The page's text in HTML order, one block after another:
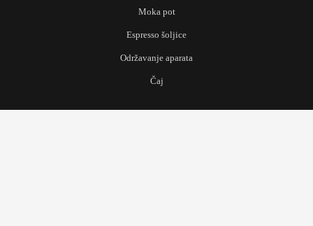
Moka pot
Espresso šoljice
Održavanje aparata
Čaj